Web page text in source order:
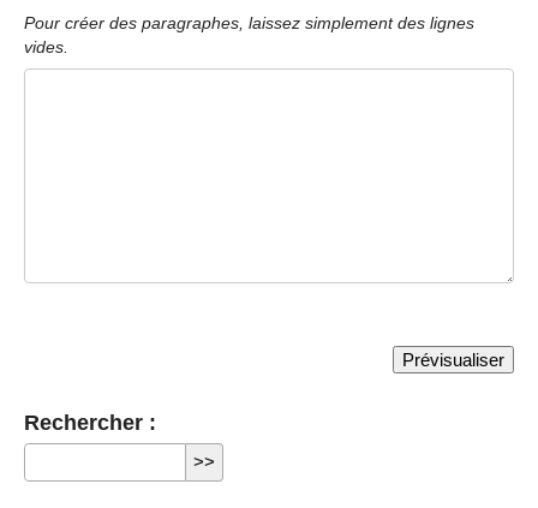
Pour créer des paragraphes, laissez simplement des lignes
vides.
Rechercher :